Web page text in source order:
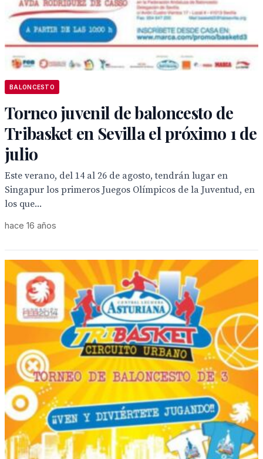
BALONCESTO
Torneo juvenil de baloncesto de
Tribasket en Sevilla el próximo 1 de
julio
Este verano, del 14 al 26 de agosto, tendrán lugar en
Singapur los primeros Juegos Olímpicos de la Juventud, en
los que...
hace 16 años